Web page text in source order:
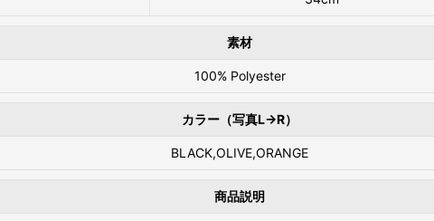
素材
100% Polyester
カラー（写真L→R）
BLACK,OLIVE,ORANGE
商品説明